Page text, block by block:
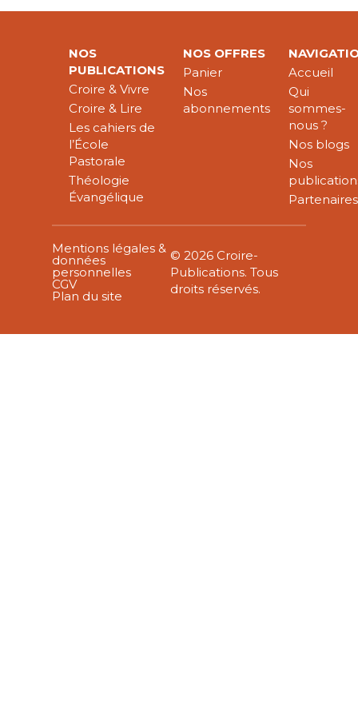
NOS
PUBLICATIONS
Croire & Vivre
Croire & Lire
Les cahiers de
l’École
Pastorale
Théologie
Évangélique
NOS OFFRES
Panier
Nos
abonnements
Accueil
Qui
sommes-
nous ?
Nos blogs
Nos
Partenaires
Mentions légales &
données
personnelles
CGV
Plan du site
© 2026 Croire-
Publications. Tous
droits réservés.